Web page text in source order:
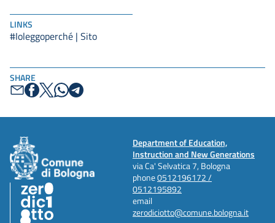
SHARE
LINKS
#Ioleggoperché | Sito
Department of Education,
Instruction and New Generations
via Ca' Selvatica 7, Bologna
phone0512196172 /
0512195892
email
zerodiciotto@comune.bologna.it